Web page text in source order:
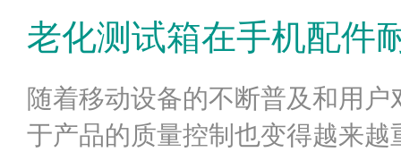
老化测试箱在手机配件
随着移动设备的不断普及和用
于产品的质量控制也变得越来